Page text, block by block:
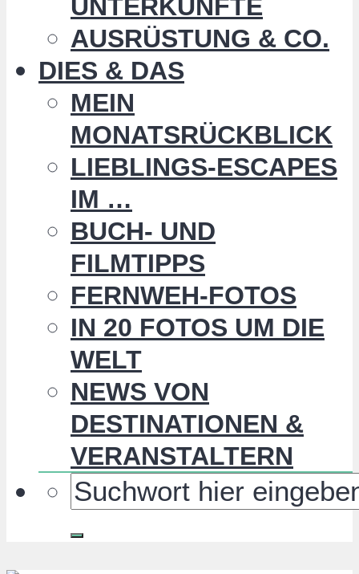
UNTERKÜNFTE
AUSRÜSTUNG & CO.
DIES & DAS
MEIN
MONATSRÜCKBLICK
LIEBLINGS-ESCAPES
IM …
BUCH- UND
FILMTIPPS
FERNWEH-FOTOS
IN 20 FOTOS UM DIE
WELT
NEWS VON
DESTINATIONEN &
VERANSTALTERN